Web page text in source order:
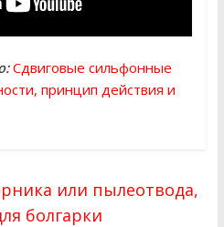
Сдвиговые сильфонные
принцип действия и
или пылеотвода,
болгарки